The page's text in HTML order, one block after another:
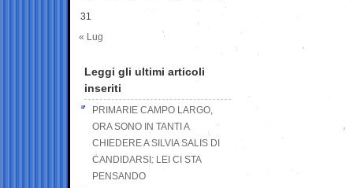
31
« Lug
Leggi gli ultimi articoli
inseriti
PRIMARIE CAMPO LARGO,
ORA SONO IN TANTI A
CHIEDERE A SILVIA SALIS DI
CANDIDARSI: LEI CI STA
PENSANDO